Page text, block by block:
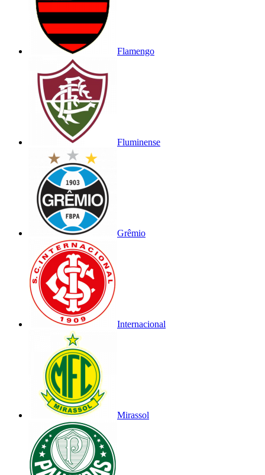
Flamengo
Fluminense
Grêmio
Internacional
Mirassol